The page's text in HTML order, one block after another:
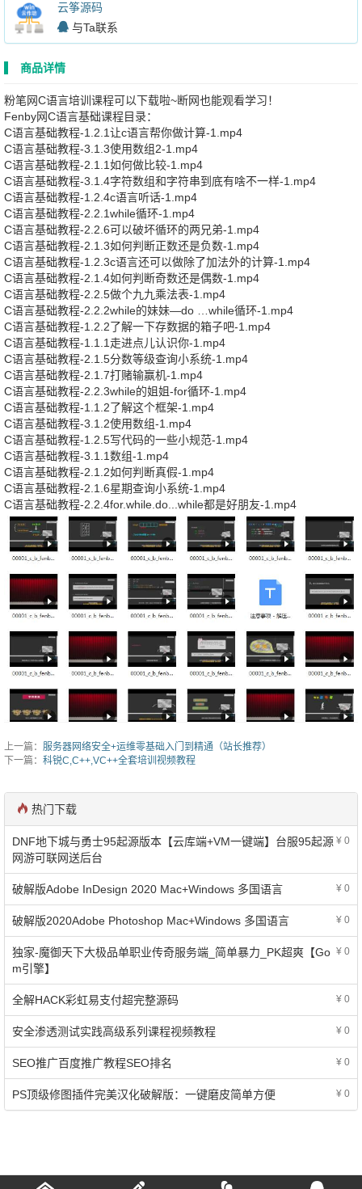
云筝源码
与Ta联系
商品详情
粉笔网C语言培训课程可以下载啦~断网也能观看学习！
Fenby网C语言基础课程目录：
C语言基础教程-1.2.1让c语言帮你做计算-1.mp4
C语言基础教程-3.1.3使用数组2-1.mp4
C语言基础教程-2.1.1如何做比较-1.mp4
C语言基础教程-3.1.4字符数组和字符串到底有啥不一样-1.mp4
C语言基础教程-1.2.4c语言听话-1.mp4
C语言基础教程-2.2.1while循环-1.mp4
C语言基础教程-2.2.6可以破坏循环的两兄弟-1.mp4
C语言基础教程-2.1.3如何判断正数还是负数-1.mp4
C语言基础教程-1.2.3c语言还可以做除了加法外的计算-1.mp4
C语言基础教程-2.1.4如何判断奇数还是偶数-1.mp4
C语言基础教程-2.2.5做个九九乘法表-1.mp4
C语言基础教程-2.2.2while的妹妹—do …while循环-1.mp4
C语言基础教程-1.2.2了解一下存数据的箱子吧-1.mp4
C语言基础教程-1.1.1走进点儿认识你-1.mp4
C语言基础教程-2.1.5分数等级查询小系统-1.mp4
C语言基础教程-2.1.7打赌输赢机-1.mp4
C语言基础教程-2.2.3while的姐姐-for循环-1.mp4
C语言基础教程-1.1.2了解这个框架-1.mp4
C语言基础教程-3.1.2使用数组-1.mp4
C语言基础教程-1.2.5写代码的一些小规范-1.mp4
C语言基础教程-3.1.1数组-1.mp4
C语言基础教程-2.1.2如何判断真假-1.mp4
C语言基础教程-2.1.6星期查询小系统-1.mp4
C语言基础教程-2.2.4for.while.do...while都是好朋友-1.mp4
上一篇：
服务器网络安全+运维零基础入门到精通（站长推荐）
下一篇： 科锐C,C++,VC++全套培训视频教程
热门下载
¥ 0
DNF地下城与勇士95起源版本【云库端+VM一键端】台服95起源
网游可联网送后台
¥ 0
破解版Adobe InDesign 2020 Mac+Windows 多国语言
¥ 0
破解版2020Adobe Photoshop Mac+Windows 多国语言
¥ 0
独家-魔御天下大极品单职业传奇服务端_简单暴力_PK超爽【Go
m引擎】
¥ 0
全解HACK彩虹易支付超完整源码
¥ 0
安全渗透测试实践高级系列课程视频教程
¥ 0
SEO推广百度推广教程SEO排名
¥ 0
PS顶级修图插件完美汉化破解版：一键磨皮简单方便